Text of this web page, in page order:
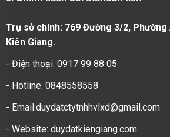
Trụ sở chính: 769 Đường 3/2, Phường
Kiên Giang.
- Điện thoại: 0917 99 88 05
- Hotline: 0848558558
- Email:duydatctytnhhvlxd@gmail.com
- Website: duydatkiengiang.com